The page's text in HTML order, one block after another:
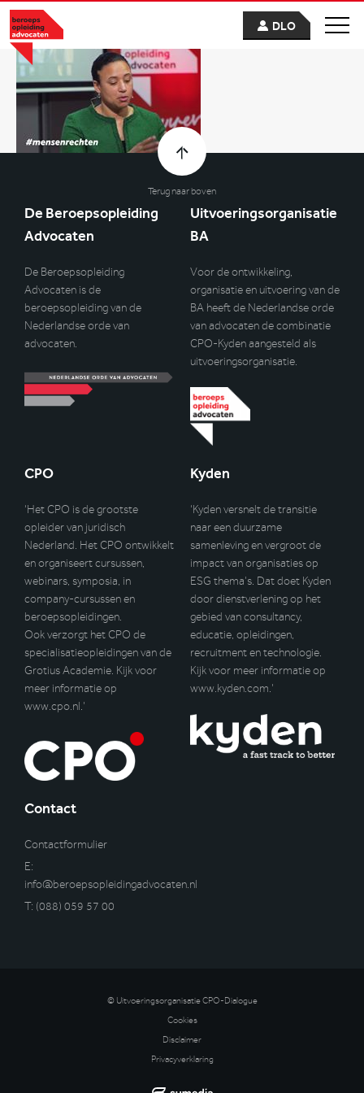
DLO
Terug naar boven
De Beroepsopleiding
Advocaten
De Beroepsopleiding
Advocaten is de
beroepsopleiding van de
Nederlandse orde van
advocaten.
Uitvoeringsorganisatie
BA
Voor de ontwikkeling,
organisatie en uitvoering van de
BA heeft de Nederlandse orde
van advocaten de combinatie
CPO-Kyden aangesteld als
uitvoeringsorganisatie.
CPO
‘Het CPO is de grootste
opleider van juridisch
Nederland. Het CPO ontwikkelt
en organiseert cursussen,
webinars, symposia, in
company-cursussen en
beroepsopleidingen.
Ook verzorgt het CPO de
specialisatieopleidingen van de
Grotius Academie. Kijk voor
meer informatie op
www.cpo.nl.’
Kyden
‘Kyden versnelt de transitie
naar een duurzame
samenleving en vergroot de
impact van organisaties op
ESG thema’s. Dat doet Kyden
door dienstverlening op het
gebied van consultancy,
educatie, opleidingen,
recruitment en technologie.
Kijk voor meer informatie op
www.kyden.com.’
Contact
Contactformulier
E:
info@beroepsopleidingadvocaten.nl
T: (088) 059 57 00
© Uitvoeringsorganisatie CPO-Dialogue
Cookies
Disclaimer
Privacyverklaring